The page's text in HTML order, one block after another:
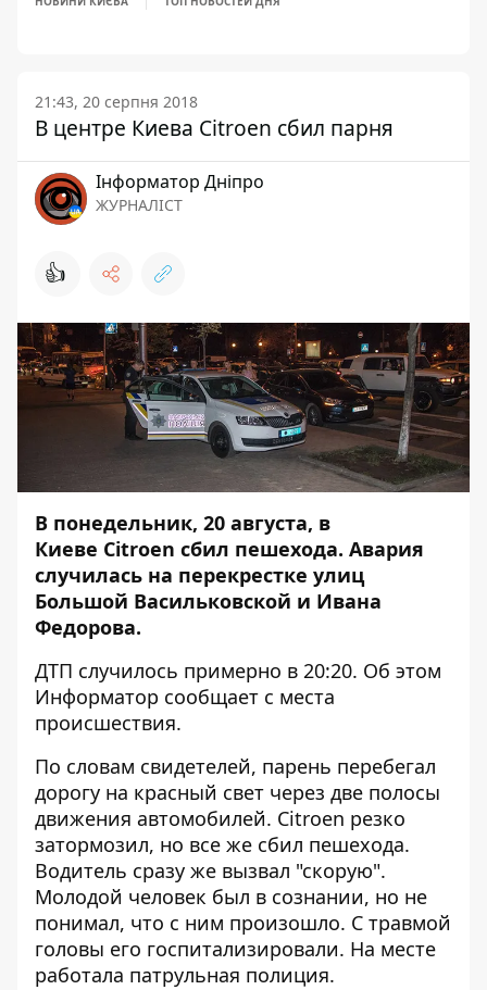
21:43, 20 серпня 2018
В центре Киева Citroen сбил парня
Інформатор Дніпро
ЖУРНАЛІСТ
👍
В понедельник, 20 августа, в
Киеве Citroen сбил пешехода. Авария
случилась на перекрестке улиц
Большой Васильковской и Ивана
Федорова.
ДТП случилось примерно в 20:20. Об этом
Информатор сообщает с места
происшествия.
По словам свидетелей, парень перебегал
дорогу на красный свет через две полосы
движения автомобилей. Citroen резко
затормозил, но все же сбил пешехода.
Водитель сразу же вызвал "скорую".
Молодой человек был в сознании, но не
понимал, что с ним произошло. С травмой
головы его госпитализировали. На месте
работала патрульная полиция.